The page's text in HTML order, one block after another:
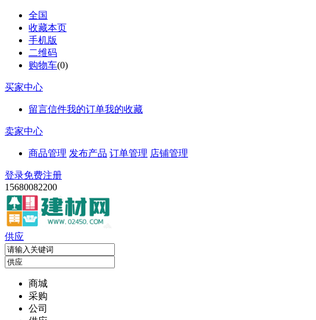
全国
收藏本页
手机版
二维码
购物车(0)
买家中心
留言信件我的订单我的收藏
卖家中心
商品管理 发布产品 订单管理 店铺管理
登录免费注册
15680082200
供应
商城
采购
公司